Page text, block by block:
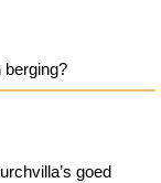
berging?
goed